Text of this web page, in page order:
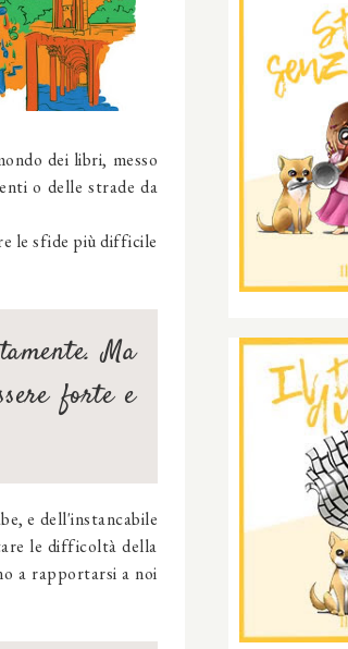
dei libri, messo
o delle strade da
le sfide più difficile
Ma
forte e
e dell'instancabile
le difficoltà della
a rapportarsi a noi